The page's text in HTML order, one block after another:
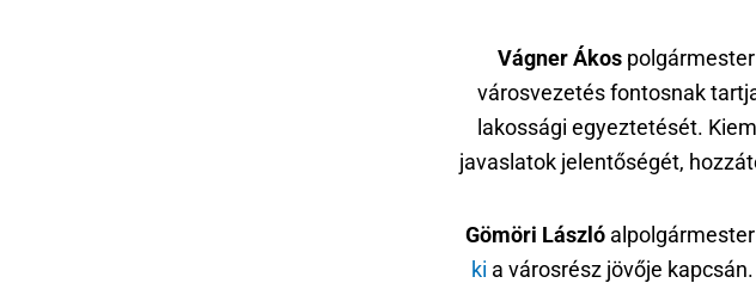
Vágner Ákos polgármester
városvezetés fontosnak
lakossági egyeztetését.
javaslatok jelentőségét,
Gömöri László
ki a városrész jövője